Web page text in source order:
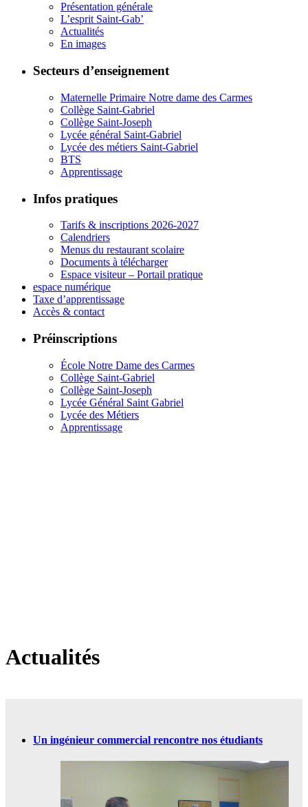
Présentation générale
L’esprit Saint-Gab’
Actualités
En images
Secteurs d’enseignement
Maternelle Primaire Notre dame des Carmes
Collège Saint-Gabriel
Collège Saint-Joseph
Lycée général Saint-Gabriel
Lycée des métiers Saint-Gabriel
BTS
Apprentissage
Infos pratiques
Tarifs & inscriptions 2026-2027
Calendriers
Menus du restaurant scolaire
Documents à télécharger
Espace visiteur – Portail pratique
espace numérique
Taxe d’apprentissage
Accès & contact
Préinscriptions
École Notre Dame des Carmes
Collège Saint-Gabriel
Collège Saint-Joseph
Lycée Général Saint Gabriel
Lycée des Métiers
Apprentissage
Actualités
Un ingénieur commercial rencontre nos étudiants